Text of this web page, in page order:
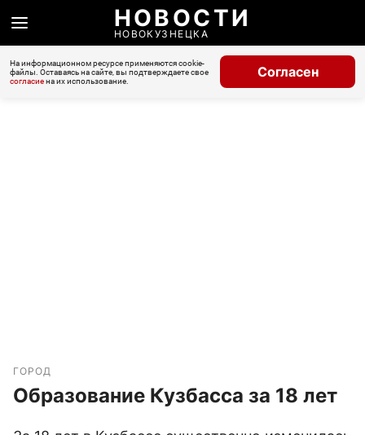
НОВОСТИ
НОВОКУЗНЕЦКА
На информационном ресурсе применяются cookie-
файлы. Оставаясь на сайте, вы подтверждаете свое
согласиена их использование.
Согласен
ГОРОД
Образование Кузбасса за 18 лет